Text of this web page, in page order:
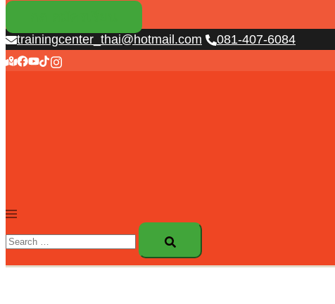
trainingcenter_thai@hotmail.com 081-407-6084
Toggle